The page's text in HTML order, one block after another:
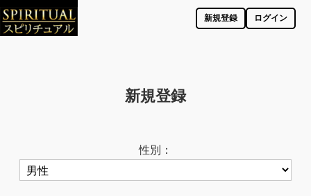
新規登録 ログイン
新規登録
性別：